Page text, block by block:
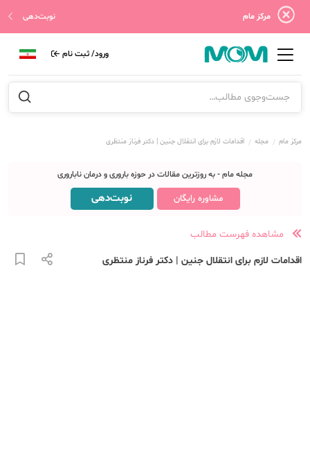
مرکز مام نوبت‌دهی
ورود/ ثبت نام
مرکز مام مجله اقدامات لازم برای انتقلال جنین | دکتر فرناز منتظری
مجله مام - به روزترین مقالات در حوزه باروری و درمان ناباروری
مشاوره رایگان نوبت‌دهی
مشاهده فهرست مطالب
اقدامات لازم برای انتقلال جنین | دکتر فرناز منتظری